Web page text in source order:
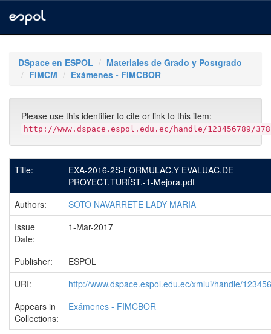
navigationDSpace en ESPOL
Materiales de Grado y Postgrado
FIMCM
Exámenes - FIMCBOR
Please use this identifier to cite or link to this item:
http://www.dspace.espol.edu.ec/handle/123456789/
Title:
EXA-2016-2S-FORMULAC.Y EVALUAC.DE
PROYECT.TURÍST.-1-Mejora.pdf
Authors:
SOTO NAVARRETE LADY MARIA
Issue
Date:
1-Mar-2017
Publisher:
ESPOL
URI:
http://www.dspace.espol.edu.ec/xmlui/handle/
Appears in
Collections:
Exámenes - FIMCBOR